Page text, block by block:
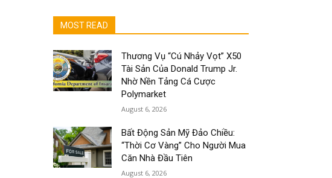
MOST READ
Thương Vụ “Cú Nhảy Vọt” X50
Tài Sản Của Donald Trump Jr.
Nhờ Nền Tảng Cá Cược
Polymarket
August 6, 2026
Bất Động Sản Mỹ Đảo Chiều:
“Thời Cơ Vàng” Cho Người Mua
Căn Nhà Đầu Tiên
August 6, 2026